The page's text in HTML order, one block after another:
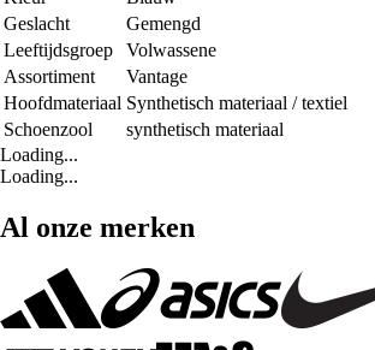
Geslacht
Gemengd
Leeftijdsgroep
Volwassene
Assortiment
Vantage
Hoofdmateriaal Synthetisch materiaal / textiel
Schoenzool
synthetisch materiaal
Loading...
Loading...
Al onze merken